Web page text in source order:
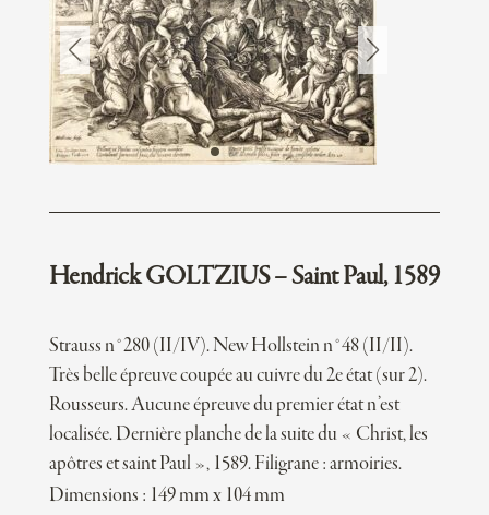
Hendrick GOLTZIUS – Saint Paul, 1589
Strauss n°280 (II/IV). New Hollstein n°48 (II/II).
Très belle épreuve coupée au cuivre du 2e état (sur 2).
Rousseurs. Aucune épreuve du premier état n’est
localisée. Dernière planche de la suite du « Christ, les
apôtres et saint Paul », 1589. Filigrane : armoiries.
Dimensions : 149 mm x 104 mm